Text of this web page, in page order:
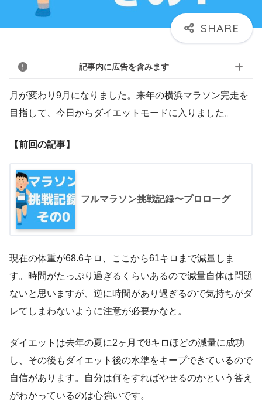
記事内に広告を含みます
月が変わり9月になりました。来年の横浜マラソン完走を
目指して、今日からダイエットモードに入りました。
【前回の記事】
フルマラソン挑戦記録〜プロローグ
現在の体重が68.6キロ、ここから61キロまで減量しま
す。時間がたっぷり過ぎるくらいあるので減量自体は問題
ないと思いますが、逆に時間があり過ぎるので気持ちがダ
レてしまわないように注意が必要かなと。
ダイエットは去年の夏に2ヶ月で8キロほどの減量に成功
し、その後もダイエット後の水準をキープできているので
自信があります。自分は何をすればやせるのかという答え
がわかっているのは心強いです。